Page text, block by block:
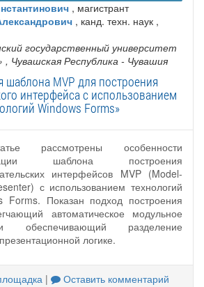
, магистрант
, канд. техн. наук ,
государственный университет
, Чувашская Республика - Чувашия
шаблона MVP для построения
интерфейса с использованием
Windows Forms»
рассмотрены особенности
шаблона построения
интерфейсов MVP (Model-
с использованием технологий
Forms. Показан подход построения
автоматическое модульное
обеспечивающий разделение
логике.
| Оставить комментарий